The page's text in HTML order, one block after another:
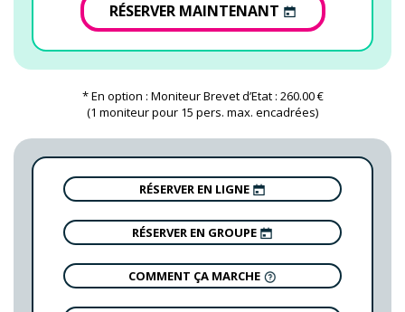
RÉSERVER MAINTENANT
* En option : Moniteur Brevet d’Etat : 260.00 €
(1 moniteur pour 15 pers. max. encadrées)
RÉSERVER EN LIGNE
RÉSERVER EN GROUPE
COMMENT ÇA MARCHE